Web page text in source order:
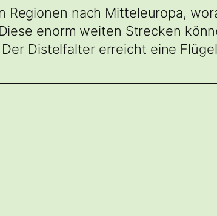
Regionen nach Mitteleuropa,
enorm weiten Strecken
Distelfalter erreicht eine